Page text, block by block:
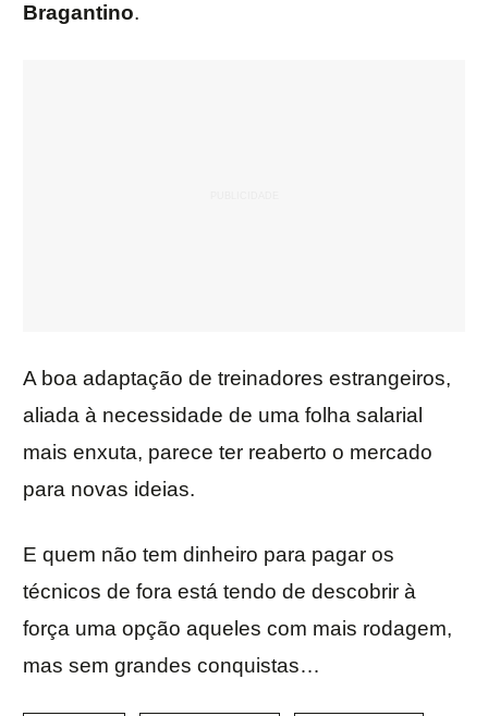
Bragantino.
A boa adaptação de treinadores estrangeiros,
aliada à necessidade de uma folha salarial
mais enxuta, parece ter reaberto o mercado
para novas ideias.
E quem não tem dinheiro para pagar os
técnicos de fora está tendo de descobrir à
força uma opção aqueles com mais rodagem,
mas sem grandes conquistas…